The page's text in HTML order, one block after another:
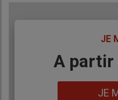
JE
BodyA partir
JE